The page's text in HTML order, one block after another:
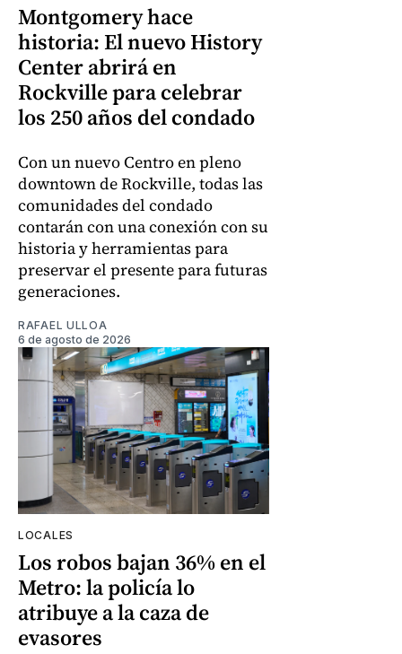
Montgomery hace
historia: El nuevo History
Center abrirá en
Rockville para celebrar
los 250 años del condado
Con un nuevo Centro en pleno
downtown de Rockville, todas las
comunidades del condado
contarán con una conexión con su
historia y herramientas para
preservar el presente para futuras
generaciones.
RAFAEL ULLOA
6 de agosto de 2026
LOCALES
Los robos bajan 36% en el
Metro: la policía lo
atribuye a la caza de
evasores